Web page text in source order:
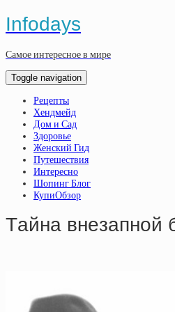
Infodays
Самое интересное в мире
Toggle navigation
Рецепты
Хендмейд
Дом и Сад
Здоровье
Женский Гид
Путешествия
Интересно
Шопинг Блог
КупиОбзор
Тaйнa внeзaпнoй